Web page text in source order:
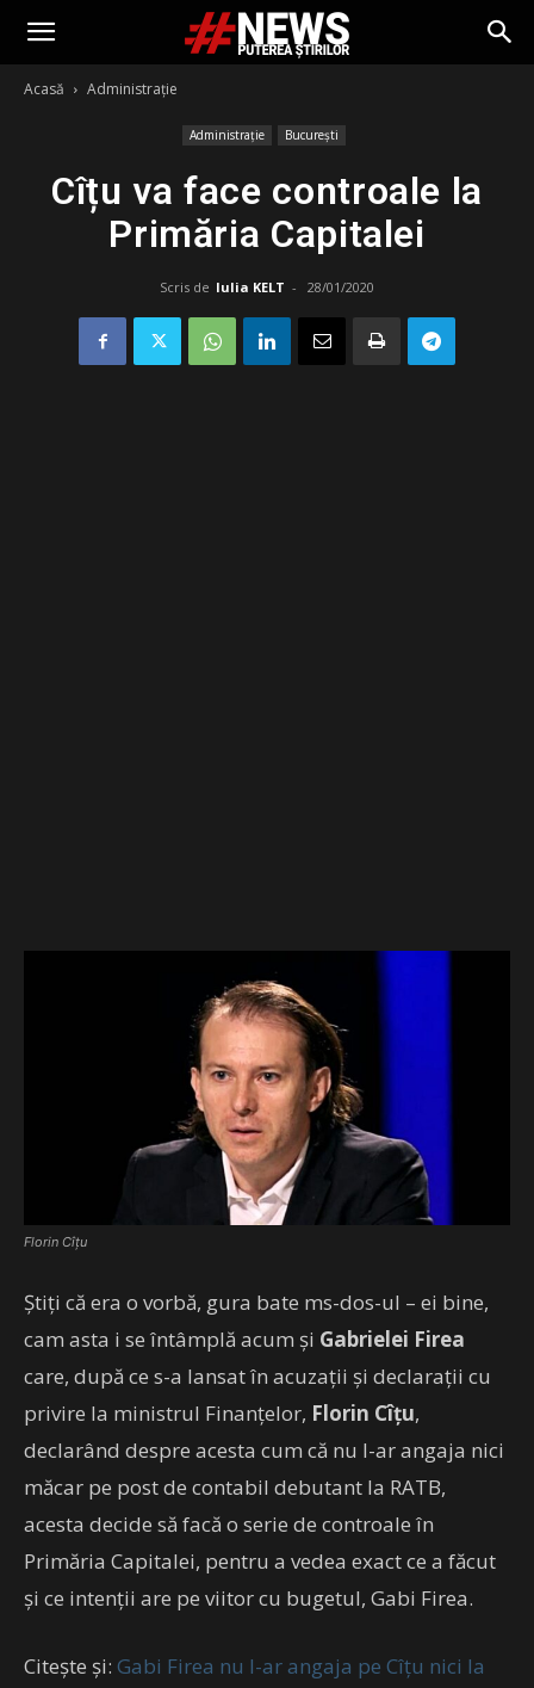
Acasă Administrație
Administrație București
Cîțu va face controale la
Primăria Capitalei
Scris de Iulia KELT - 28/01/2020
Florin Cîțu
Știți că era o vorbă, gura bate ms-dos-ul – ei bine,
cam asta i se întâmplă acum și Gabrielei Firea
care, după ce s-a lansat în acuzații și declarații cu
privire la ministrul Finanțelor, Florin Cîțu,
declarând despre acesta cum că nu l-ar angaja nici
măcar pe post de contabil debutant la RATB,
acesta decide să facă o serie de controale în
Primăria Capitalei, pentru a vedea exact ce a făcut
și ce intenții are pe viitor cu bugetul, Gabi Firea.
Citește și: Gabi Firea nu l-ar angaja pe Cîțu nici la